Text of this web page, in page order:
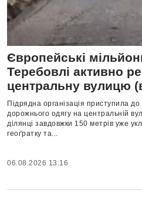
Європейські
Теребовлі активно
центральну вулицю
Підрядна організація приступила
дорожнього одягу на центральній
ділянці завдовжки 150 метрів уже
геоґратку та...
06.08.2026 13:16